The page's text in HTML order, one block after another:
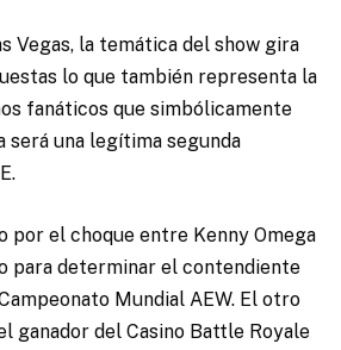
Vegas, la temática del show gira
lo que también representa la
fanáticos que simbólicamente
será una legítima segunda
por el choque entre Kenny Omega
para determinar el contendiente
Mundial AEW. El otro
ganador del Casino Battle Royale